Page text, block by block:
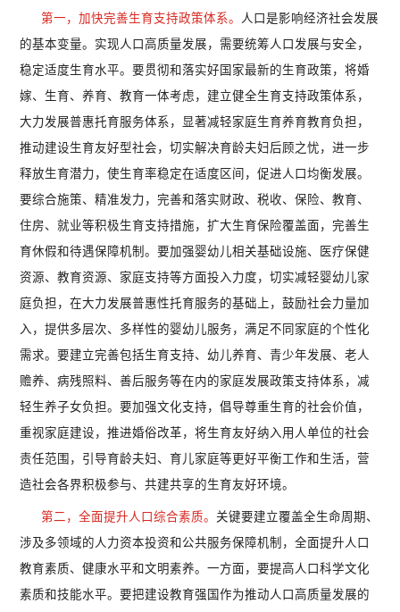
第一，加快完善生育支持政策体系。 人口是影响经济社会发展
的基本变量。实现人口高质量发展，需要统筹人口发展与安全，
稳定适度生育水平。要贯彻和落实好国家最新的生育政策，将婚
嫁、生育、养育、教育一体考虑，建立健全生育支持政策体系，
大力发展普惠托育服务体系，显著减轻家庭生育养育教育负担，
推动建设生育友好型社会，切实解决育龄夫妇后顾之忧，进一步
释放生育潜力，使生育率稳定在适度区间，促进人口均衡发展。
要综合施策、精准发力，完善和落实财政、税收、保险、教育、
住房、就业等积极生育支持措施，扩大生育保险覆盖面，完善生
育休假和待遇保障机制。要加强婴幼儿相关基础设施、医疗保健
资源、教育资源、家庭支持等方面投入力度，切实减轻婴幼儿家
庭负担，在大力发展普惠性托育服务的基础上，鼓励社会力量加
入，提供多层次、多样性的婴幼儿服务，满足不同家庭的个性化
需求。要建立完善包括生育支持、幼儿养育、青少年发展、老人
赡养、病残照料、善后服务等在内的家庭发展政策支持体系，减
轻生养子女负担。要加强文化支持，倡导尊重生育的社会价值，
重视家庭建设，推进婚俗改革，将生育友好纳入用人单位的社会
责任范围，引导育龄夫妇、育儿家庭等更好平衡工作和生活，营
造社会各界积极参与、共建共享的生育友好环境。
第二，全面提升人口综合素质。 关键要建立覆盖全生命周期、
涉及多领域的人力资本投资和公共服务保障机制，全面提升人口
教育素质、健康水平和文明素养。一方面，要提高人口科学文化
素质和技能水平。要把建设教育强国作为推动人口高质量发展的